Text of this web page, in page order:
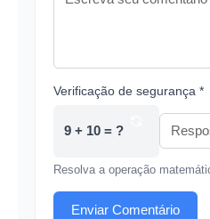
Verificação de segurança *
9 + 10 = ?
Resolva a operação
Enviar Comentário